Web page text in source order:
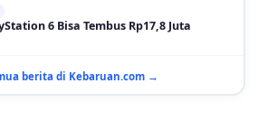
Film Terikat Janji yang Sangat Tak
berita di Kebaruan.com →